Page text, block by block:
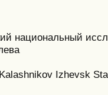
национальный
Izhevsk